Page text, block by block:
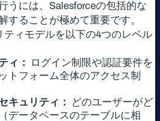
うには、Salesforceの包括的な
することが極めて重要です。
ティモデルを以下の4つのレベル
ィ：
ログイン制限や認証要件を
トフォーム全体のアクセス制
キュリティ：
どのユーザーがど
データベースのテーブルに相